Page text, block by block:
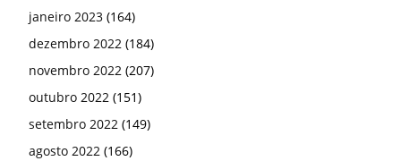
janeiro 2023 (164)
dezembro 2022 (184)
novembro 2022 (207)
outubro 2022 (151)
setembro 2022 (149)
agosto 2022 (166)